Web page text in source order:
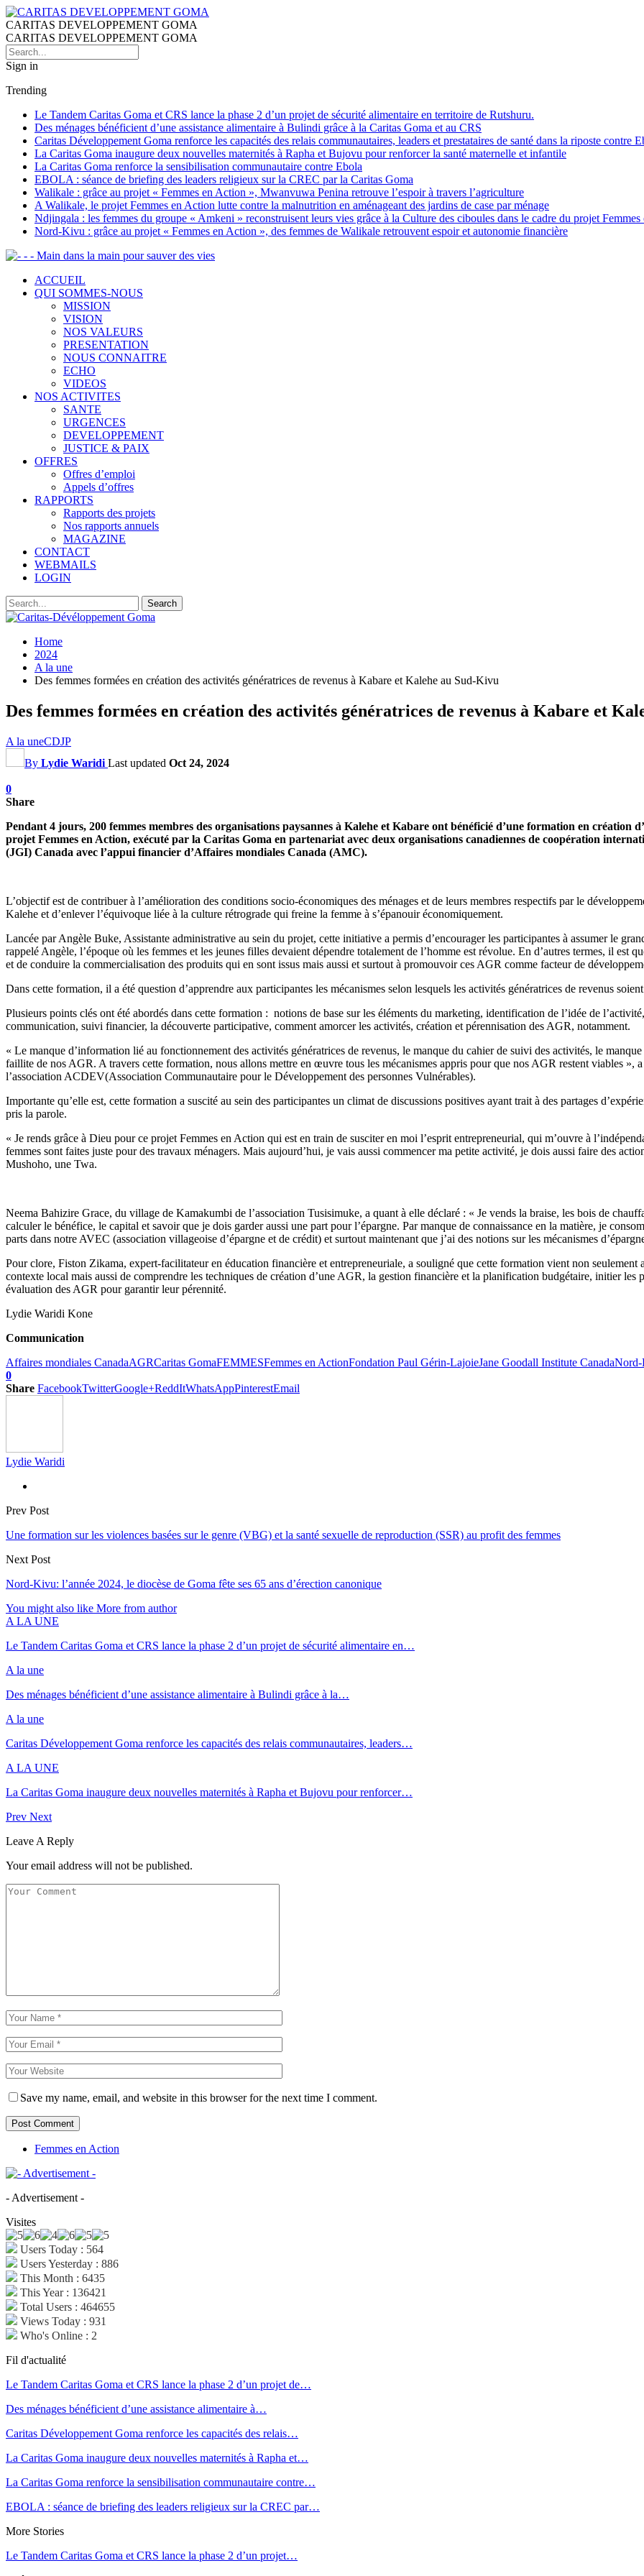
CARITAS DEVELOPPEMENT GOMA
CARITAS DEVELOPPEMENT GOMA
Sign in
Trending
Le Tandem Caritas Goma et CRS lance la phase 2 d’un projet de sécurité alimentaire en territoire de Rutshuru.
Des ménages bénéficient d’une assistance alimentaire à Bulindi grâce à la Caritas Goma et au CRS
Caritas Développement Goma renforce les capacités des relais communautaires, leaders et prestataires de santé dans la riposte contre
La Caritas Goma inaugure deux nouvelles maternités à Rapha et Bujovu pour renforcer la santé maternelle et infantile
La Caritas Goma renforce la sensibilisation communautaire contre Ebola
EBOLA : séance de briefing des leaders religieux sur la CREC par la Caritas Goma
Walikale : grâce au projet « Femmes en Action », Mwanvuwa Penina retrouve l’espoir à travers l’agriculture
A Walikale, le projet Femmes en Action lutte contre la malnutrition en aménageant des jardins de case par ménage
Ndjingala : les femmes du groupe « Amkeni » reconstruisent leurs vies grâce à la Culture des ciboules dans le cadre du projet
Nord-Kivu : grâce au projet « Femmes en Action », des femmes de Walikale retrouvent espoir et autonomie financière
- - Main dans la main pour sauver des vies
ACCUEIL
QUI SOMMES-NOUS
MISSION
VISION
NOS VALEURS
PRESENTATION
NOUS CONNAITRE
ECHO
VIDEOS
NOS ACTIVITES
SANTE
URGENCES
DEVELOPPEMENT
JUSTICE & PAIX
OFFRES
Offres d’emploi
Appels d’offres
RAPPORTS
Rapports des projets
Nos rapports annuels
MAGAZINE
CONTACT
WEBMAILS
LOGIN
Home
2024
A la une
Des femmes formées en création des activités génératrices de revenus à Kabare et Kalehe au Sud-Kivu
Des femmes formées en création des activités génératrices de revenus à Kabare et
A la uneCDJP
By Lydie Waridi Last updated Oct 24, 2024
0
Share
Pendant 4 jours, 200 femmes membres des organisations paysannes à Kalehe et Kabare ont bénéficié d’une formation en création
projet Femmes en Action, exécuté par la Caritas Goma en partenariat avec deux organisations canadiennes de coopération
(JGI) Canada avec l’appui financier d’Affaires mondiales Canada (AMC).
L’objectif est de contribuer à l’amélioration des conditions socio-économiques des ménages et de leurs membres respectifs par le
Kalehe et d’enlever l’équivoque liée à la culture rétrograde qui freine la femme à s’épanouir économiquement.
Lancée par Angèle Buke, Assistante administrative au sein du projet, cette initiative a permis d’encourager les participantes à assumer le
rappelé Angèle, l’époque où les femmes et les jeunes filles devaient dépendre totalement de l’homme est révolue. En d’autres termes, il est
et de conduire la commercialisation des produits qui en sont issus mais aussi et surtout à promouvoir ces AGR comme facteur de
Dans cette formation, il a été question d’apprendre aux participantes les mécanismes selon lesquels les activités génératrices de revenus
Plusieurs points clés ont été abordés dans cette formation : notions de base sur les éléments du marketing, identification de l’idée de
communication, suivi financier, la découverte participative, comment amorcer les activités, création et pérennisation des AGR, notamment.
« Le manque d’information lié au fonctionnement des activités génératrices de revenus, le manque du cahier de suivi des activités, le
faillite de nos AGR. A travers cette formation, nous allons mettre en œuvre tous les mécanismes appris pour que nos AGR restent viables »,
l’association ACDEV(Association Communautaire pour le Développement des personnes Vulnérables).
Importante qu’elle est, cette formation a suscité au sein des participantes un climat de discussions positives ayant trait à des partages
pris la parole.
« Je rends grâce à Dieu pour ce projet Femmes en Action qui est en train de susciter en moi l’esprit entrepreneurial, qui m’ouvre à
femmes sont faites juste pour des travaux ménagers. Mais aujourd’hui, je vais aussi commencer ma petite activité, je dois aussi faire des
Mushoho, une Twa.
Neema Bahizire Grace, du village de Kamakumbi de l’association Tusisimuke, a quant à elle déclaré : « Je vends la braise, les bois de
calculer le bénéfice, le capital et savoir que je dois garder aussi une part pour l’épargne. Par manque de connaissance en la matière, je
parts dans notre AVEC (association villageoise d’épargne et de crédit) et surtout maintenant que j’ai des notions sur les mécanismes
Pour clore, Fiston Zikama, expert-facilitateur en éducation financière et entrepreneuriale, a souligné que cette formation vient non
contexte local mais aussi de comprendre les techniques de création d’une AGR, la gestion financière et la planification budgétaire, initier
évaluation des AGR pour garantir leur pérennité.
Lydie Waridi Kone
Communication
Affaires mondiales CanadaAGRCaritas GomaFEMMESFemmes en ActionFondation Paul Gérin-LajoieJane Goodall Institute Canada
0
Share FacebookTwitterGoogle+ReddItWhatsAppPinterestEmail
Lydie Waridi
Prev Post
Une formation sur les violences basées sur le genre (VBG) et la santé sexuelle de reproduction (SSR) au profit des femmes
Next Post
Nord-Kivu: l’année 2024, le diocèse de Goma fête ses 65 ans d’érection canonique
You might also like More from author
A LA UNE
Le Tandem Caritas Goma et CRS lance la phase 2 d’un projet de sécurité alimentaire en…
A la une
Des ménages bénéficient d’une assistance alimentaire à Bulindi grâce à la…
A la une
Caritas Développement Goma renforce les capacités des relais communautaires, leaders…
A LA UNE
La Caritas Goma inaugure deux nouvelles maternités à Rapha et Bujovu pour renforcer…
Prev Next
Leave A Reply
Your email address will not be published.
Save my name, email, and website in this browser for the next time I comment.
Femmes en Action
- Advertisement -
Visites
Users Today : 564
Users Yesterday : 886
This Month : 6435
This Year : 136421
Total Users : 464655
Views Today : 931
Who's Online : 2
Fil d'actualité
Le Tandem Caritas Goma et CRS lance la phase 2 d’un projet de…
Des ménages bénéficient d’une assistance alimentaire à…
Caritas Développement Goma renforce les capacités des relais…
La Caritas Goma inaugure deux nouvelles maternités à Rapha et…
La Caritas Goma renforce la sensibilisation communautaire contre…
EBOLA : séance de briefing des leaders religieux sur la CREC par…
More Stories
Le Tandem Caritas Goma et CRS lance la phase 2 d’un projet…